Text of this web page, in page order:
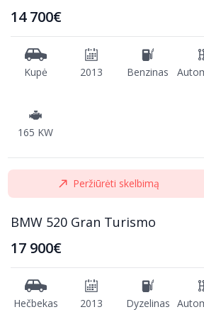
14 700€
Kupė 2013 Benzinas
165 KW
Peržiūrėti skelbimą
BMW 520 Gran Turismo
17 900€
Hečbekas 2013 Dyzelinas